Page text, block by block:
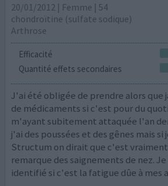
20/01/2012 | Femme | 54
chondroïtine (sulfate sodique)
Arthrose
Efficacité
Quantité effets secondaires
J'ai été obligée de prendre alors que
de médicaments si c'est pour du
m'ayant subitement attaquée l'an
j'ai des poussées et des gênes mais si
Structum on dirait que c'est
remarque des saignements de nez.
identifié si c'est la fatigue dûe à mes